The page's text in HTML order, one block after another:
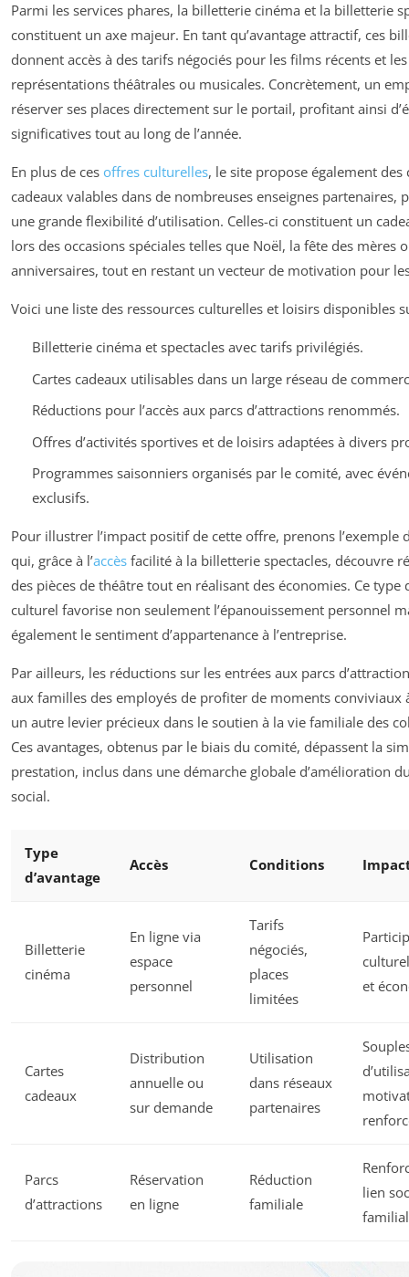
Parmi les services phares, la billetterie cinéma et la billetterie
constituent un axe majeur. En tant qu’avantage attractif, ces
donnent accès à des tarifs négociés pour les films récents et les
représentations théâtrales ou musicales. Concrètement, un
réserver ses places directement sur le portail, profitant ainsi
significatives tout au long de l’année.
En plus de ces offres culturelles, le site propose également des
cadeaux valables dans de nombreuses enseignes partenaires,
une grande flexibilité d’utilisation. Celles-ci constituent un
lors des occasions spéciales telles que Noël, la fête des mères
anniversaires, tout en restant un vecteur de motivation pour
Voici une liste des ressources culturelles et loisirs disponibles
Billetterie cinéma et spectacles avec tarifs privilégiés.
Cartes cadeaux utilisables dans un large réseau de
Réductions pour l’accès aux parcs d’attractions renommés.
Offres d’activités sportives et de loisirs adaptées à divers
Programmes saisonniers organisés par le comité, avec
exclusifs.
Pour illustrer l’impact positif de cette offre, prenons l’exemple
qui, grâce à l’accès facilité à la billetterie spectacles, découvre
des pièces de théâtre tout en réalisant des économies. Ce type
culturel favorise non seulement l’épanouissement personnel
également le sentiment d’appartenance à l’entreprise.
Par ailleurs, les réductions sur les entrées aux parcs
aux familles des employés de profiter de moments conviviaux
un autre levier précieux dans le soutien à la vie familiale des
Ces avantages, obtenus par le biais du comité, dépassent la
prestation, inclus dans une démarche globale d’amélioration
social.
Type
d’avantage
Accès Conditions
Billetterie
cinéma
En ligne via
espace
personnel
Tarifs
négociés,
places
limitées
et
Cartes
cadeaux
Distribution
annuelle ou
sur demande
Utilisation
dans réseaux
partenaires
Parcs
d’attractions
Réservation
en ligne
Réduction
familiale
lien
familial